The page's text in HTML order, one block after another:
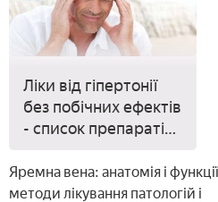
Ліки від гіпертонії
без побічних ефектів
- список препаратів
описом і цінами
Яремна вена: анатомія і
методи лікування патологій і